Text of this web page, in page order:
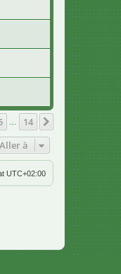
14
Aller à
UTC+02:00